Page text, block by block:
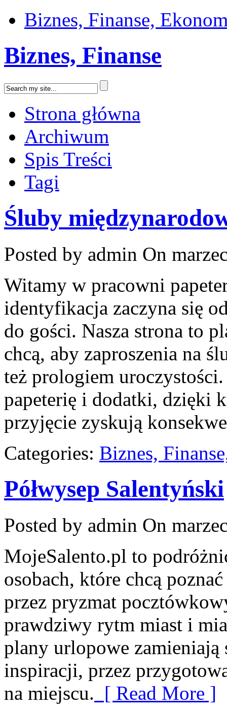
Biznes, Finanse,
Biznes, Finanse
Strona główna
Archiwum
Spis Treści
Tagi
Śluby
Posted by admin On
Witamy w pracowni
identyfikacja zaczyna się
do gości. Nasza strona to
chcą, aby zaproszenia na
też prologiem
papeterię i dodatki, dzięki
przyjęcie zyskują
Categories: Biznes,
Półwysep Salentyński
Posted by admin On
MojeSalento.pl to
osobach, które chcą
przez pryzmat
prawdziwy rytm miast i
plany urlopowe
inspiracji, przez
na miejscu. [ Read More ]